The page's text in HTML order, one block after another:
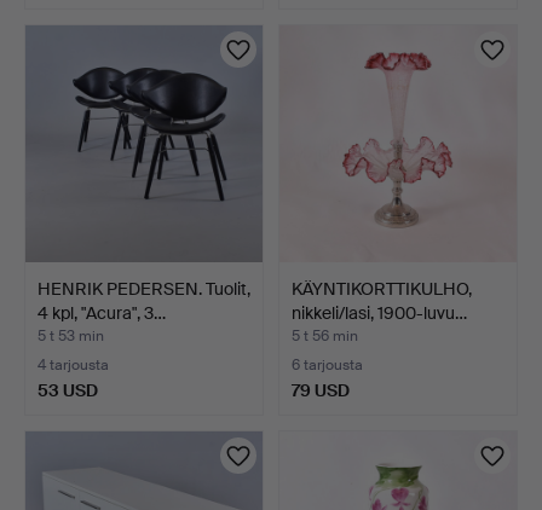
HENRIK PEDERSEN. Tuolit,
4 kpl, "Acura", 3…
5 t 53 min
4 tarjousta
53 USD
KÄYNTIKORTTIKULHO,
nikkeli/lasi, 1900-luvu…
5 t 56 min
6 tarjousta
79 USD